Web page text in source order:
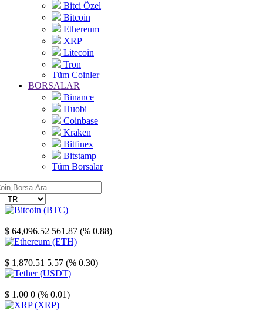
Bitci Özel
Bitcoin
Ethereum
XRP
Litecoin
Tron
Tüm Coinler
BORSALAR
Binance
Huobi
Coinbase
Kraken
Bitfinex
Bitstamp
Tüm Borsalar
$ 64,096.52 561.87 (% 0.88)
$ 1,870.51 5.57 (% 0.30)
$ 1.00 0 (% 0.01)